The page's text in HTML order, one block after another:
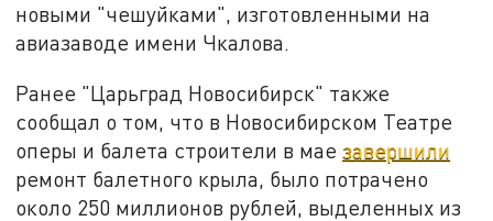
новыми "чешуйками", изготовленными на
авиазаводе имени Чкалова.
Ранее "Царьград Новосибирск" также
сообщал о том, что в Новосибирском Театре
оперы и балета строители в маезавершили
ремонт балетного крыла, было потрачено
около 250 миллионов рублей, выделенных из